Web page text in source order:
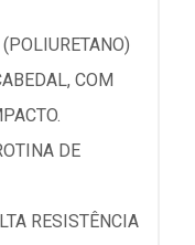
COM
DE
RESISTÊNCIA